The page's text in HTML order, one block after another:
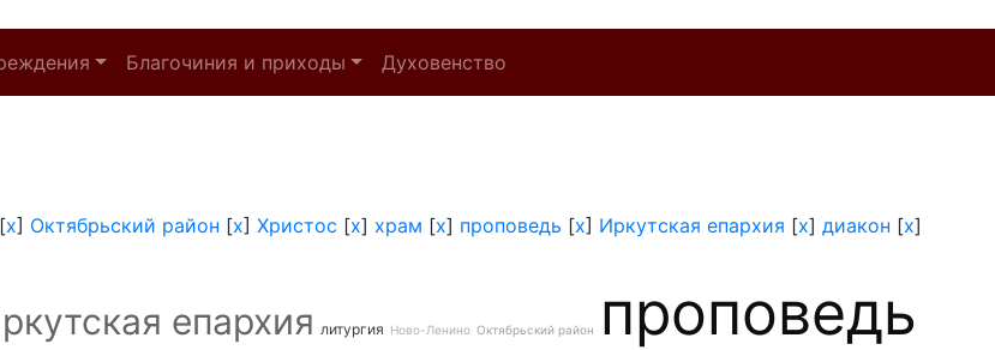
Благочиния и приходы Духовенство
[x] Октябрьский район [x] Христос [x] храм [x] проповедь [x] Иркутская епархия [x] диакон [x]
епархия литургия Ново-Ленино Октябрьский район проповедь